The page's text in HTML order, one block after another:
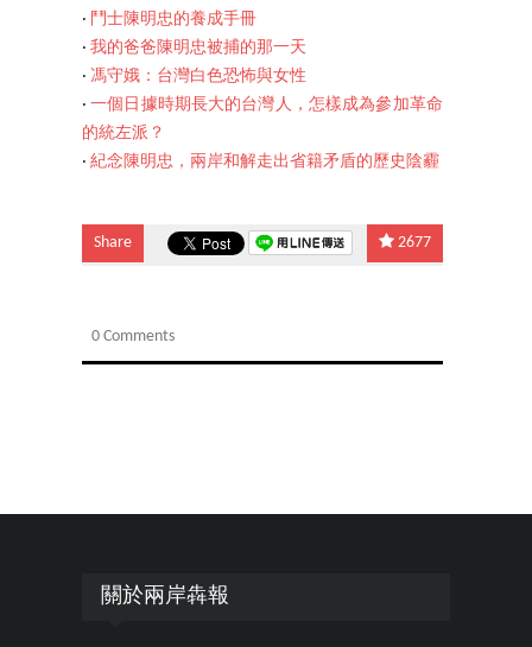
‧ 鬥士陳明忠的養成手冊
‧ 我的爸爸陳明忠被捕的那一天
‧ 馮守娥：台灣白色恐怖與女性
‧一個日據時期長大的台灣人，怎樣成為參加革命
的統左派？
‧ 紀念陳明忠，兩岸和解走出省籍矛盾的歷史陰霾
Share 2677
0 Comments
關於兩岸犇報